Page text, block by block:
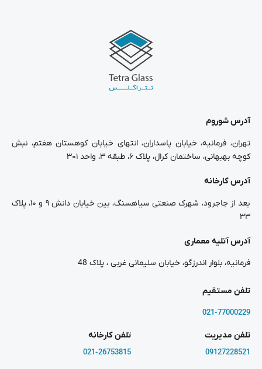
آدرس شوروم
تهران، فرمانیه، خیابان پاسداران، انتهای خیابان کوهستان هفتم، نبش
کوچه بهبهانی، ساختمان کرال، پلاک ۶، طبقه ۳، واحد ۳۰۱
آدرس کارخانه
بعد از جاجرود، شهرک صنعتی سیاهسنگ، بین خیابان دانش ۹ و ۱۰، پلاک
۳۳
آدرس آتلیه معماری
فرمانیه، بلوار اندرزگو، خیابان سلیمانی غربی ، پلاک 48
تلفن مستقیم
021-77000229
تلفن مدیریت
09127228521
تلفن کارخانه
021-26753815